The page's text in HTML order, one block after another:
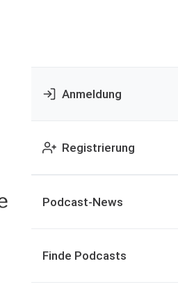
Anmeldung
Registrierung
Podcast-News
Finde Podcasts